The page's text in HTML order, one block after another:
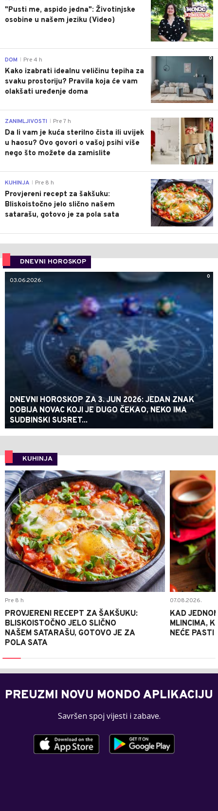
"Pusti me, aspido jedna": Životinjske
osobine u našem jeziku (Video)
0
DOM Pre 4 h
Kako izabrati idealnu veličinu tepiha za
svaku prostoriju? Pravila koja će vam
olakšati uređenje doma
0
ZANIMLJIVOSTI Pre 7 h
Da li vam je kuća sterilno čista ili uvijek
u haosu? Ovo govori o vašoj psihi više
nego što možete da zamislite
0
KUHINJA Pre 8 h
Provjereni recept za šakšuku:
Bliskoistočno jelo slično našem
satarašu, gotovo je za pola sata
DNEVNI HOROSKOP
0
03.06.2026.
DNEVNI HOROSKOP ZA 3. JUN 2026: JEDAN ZNAK
DOBIJA NOVAC KOJI JE DUGO ČEKAO, NEKO IMA
SUDBINSKI SUSRET...
KUHINJA
0
Pre 8 h
PROVJERENI RECEPT ZA ŠAKŠUKU:
BLISKOISTOČNO JELO SLIČNO
NAŠEM SATARAŠU, GOTOVO JE ZA
POLA SATA
07.08.2026.
KAD
MLINCIMA,
NEĆE PASTI
PREUZMI NOVU MONDO APLIKACIJU
Savršen spoj vijesti i zabave.